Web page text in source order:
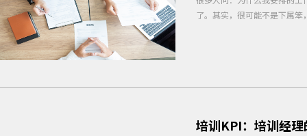
了。其实，很可能不是下属
培训KPI：培训经